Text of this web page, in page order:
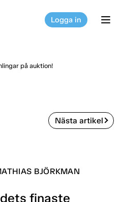
Logga in
på auktion!
Nästa artikel
BJÖRKMAN
finaste